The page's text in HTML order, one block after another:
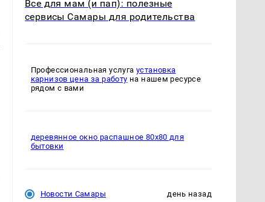
Все для мам (и пап): полезные
сервисы Самары для родительства
Профессиональная услуга установка
карнизов цена за работу на нашем ресурсе
рядом с вами
деревянное окно распашное 80х80 для
бытовки
Новости Самары день назад